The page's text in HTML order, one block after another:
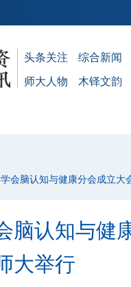
头条关注 综合新闻
师大人物 木铎文韵
会脑认知与健康分会成立大
脑认知与健
大举行